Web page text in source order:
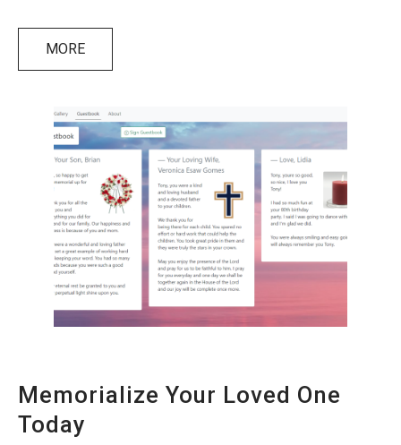
MORE
Memorialize Your Loved One
Today